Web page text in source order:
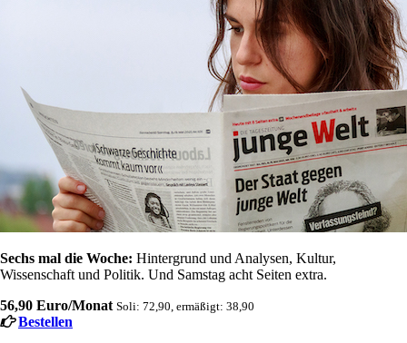
Sechs mal die Woche: Hintergrund und Analysen, Kultur,
Wissenschaft und Politik. Und Samstag acht Seiten extra.
56,90 Euro/Monat Soli: 72,90, ermäßigt: 38,90
Bestellen